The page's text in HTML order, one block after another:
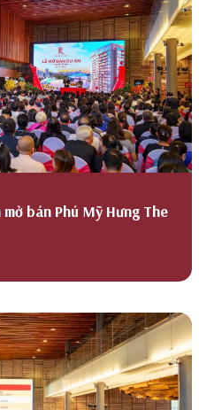
bán Phú Mỹ Hưng The